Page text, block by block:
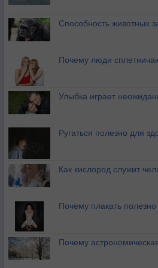
Способность животных
Почему люди
Улыбка играет
Ругаться полезно для
Как кислород служит
Почему плакать
Почему